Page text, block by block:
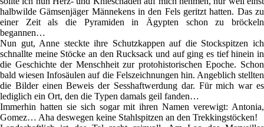
halbwilde Gämsenjäger Männekens in den Fels geritzt hatten. Das zu
einer Zeit als die Pyramiden in Ägypten schon zu bröckeln
begannen…
Nun gut, Anne steckte ihre Schutzkappen auf die Stockspitzen ich
schnallte meine Stöcke an den Rucksack und auf ging es tief hinein in
die Geschichte der Menschheit zur protohistorischen Epoche. Schon
bald wiesen Infosäulen auf die Felszeichnungen hin. Angeblich stellten
die Bilder einen Beweis der Sesshaftwerdung dar. Für mich war es
lediglich ein Ort, den die Typen damals geil fanden…
Immerhin hatten sie sich sogar mit ihren Namen verewigt: Antonia,
Gomez… Aha deswegen keine Stahlspitzen an den Trekkingstöcken!